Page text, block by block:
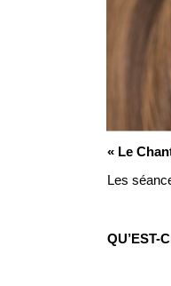
« Le
Les
QU’EST-